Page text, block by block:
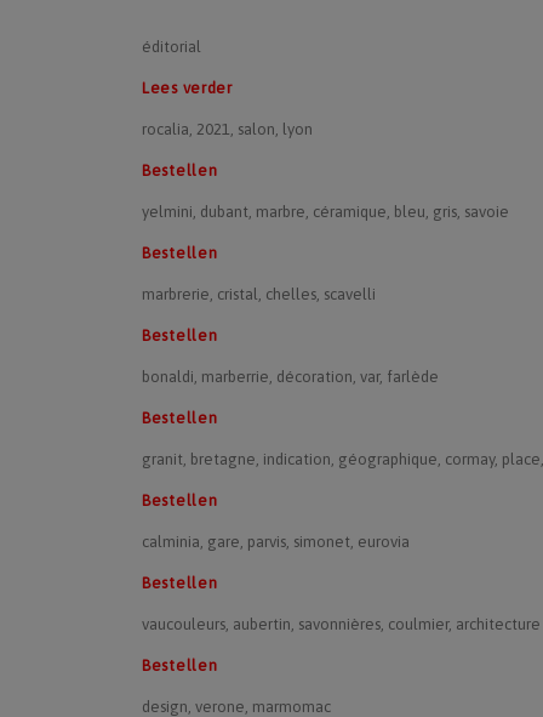
éditorial
Lees verder
rocalia, 2021, salon, lyon
Bestellen
yelmini, dubant, marbre, céramique, bleu, gris, savoie
Bestellen
marbrerie, cristal, chelles, scavelli
Bestellen
bonaldi, marberrie, décoration, var, farlède
Bestellen
granit, bretagne, indication, géographique, cormay,
Bestellen
calminia, gare, parvis, simonet, eurovia
Bestellen
vaucouleurs, aubertin, savonnières, coulmier, architecture
Bestellen
design, verone, marmomac